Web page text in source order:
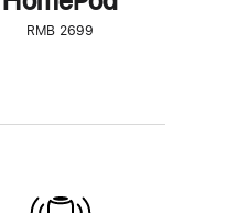
RMB 2699